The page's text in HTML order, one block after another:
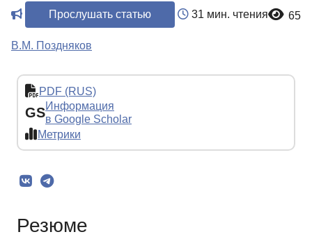
Прослушать статью 31 мин. чтения 65
В.М. Поздняков
PDF (RUS)
GSИнформация
в Google Scholar
Метрики
Резюме